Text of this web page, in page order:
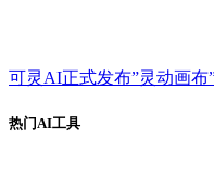
可灵AI正式发布”灵动画布
热门AI工具